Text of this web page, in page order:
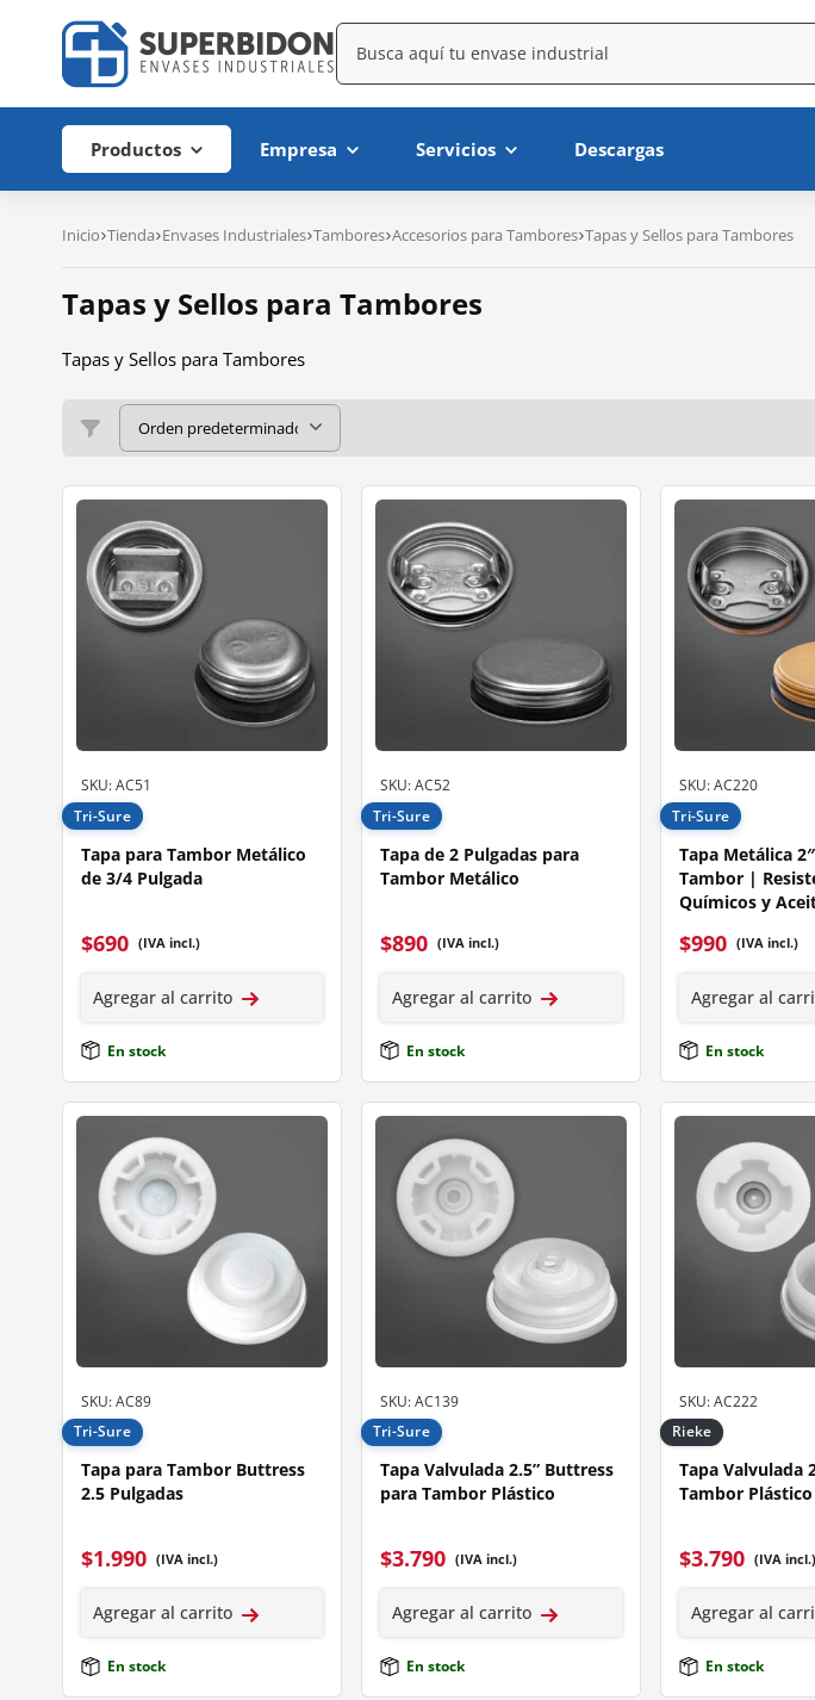
Productos Empresa Servicios Descargas
Inicio Tienda Envases Industriales Tambores Accesorios para Tambores Tapas y Sellos para Tambores
Tapas y Sellos para Tambores
Tapas y Sellos para Tambores
SKU: AC51
Tri-Sure
Tapa para Tambor Metálico
de 3/4 Pulgada
$690 (IVA incl.)
Agregar al carrito
En stock
SKU: AC52
Tri-Sure
Tapa de 2 Pulgadas para
Tambor Metálico
$890 (IVA incl.)
Agregar al carrito
En stock
SKU: AC220
Tri-Sure
Tapa Metálica
Tambor |
Químicos y
$990 (IVA incl.)
Agregar al
En stock
SKU: AC89
Tri-Sure
Tapa para Tambor Buttress
2.5 Pulgadas
$1.990 (IVA incl.)
Agregar al carrito
En stock
SKU: AC139
Tri-Sure
Tapa Valvulada 2.5” Buttress
para Tambor Plástico
$3.790 (IVA incl.)
Agregar al carrito
En stock
SKU: AC222
Rieke
Tapa Valvulada
Tambor Plástico
$3.790 (IVA incl.)
Agregar al
En stock